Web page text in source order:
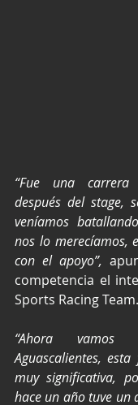
“Fue una carrera
después del stage,
veníamos
nos lo merecíamos,
con el apoyo”,
competencia el
Sports Racing Team.
“Ahora
Aguascalientes,
muy significativa,
hace un año tuve un